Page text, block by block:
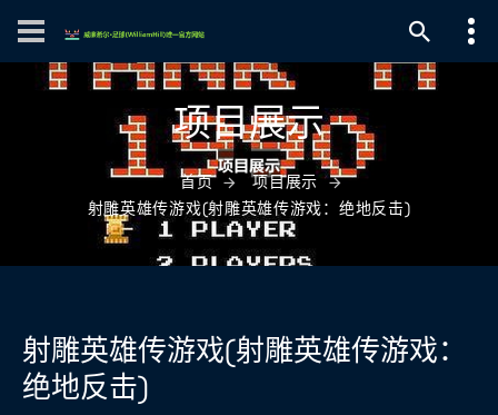
项目展示
首页
项目展示
射雕英雄传游戏(射雕英雄传游戏：绝地反击)
射雕英雄传游戏(射雕英雄传游戏：
绝地反击)